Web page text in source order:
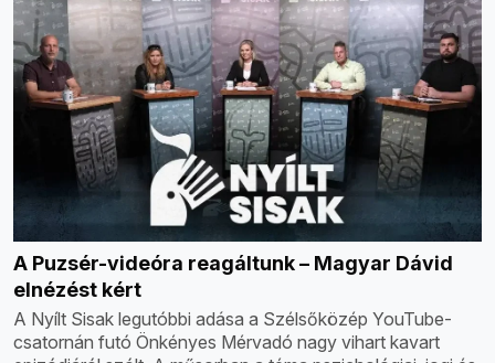
A Puzsér-videóra reagáltunk – Magyar Dávid
elnézést kért
A Nyílt Sisak legutóbbi adása a Szélsőközép YouTube-
csatornán futó Önkényes Mérvadó nagy vihart kavart